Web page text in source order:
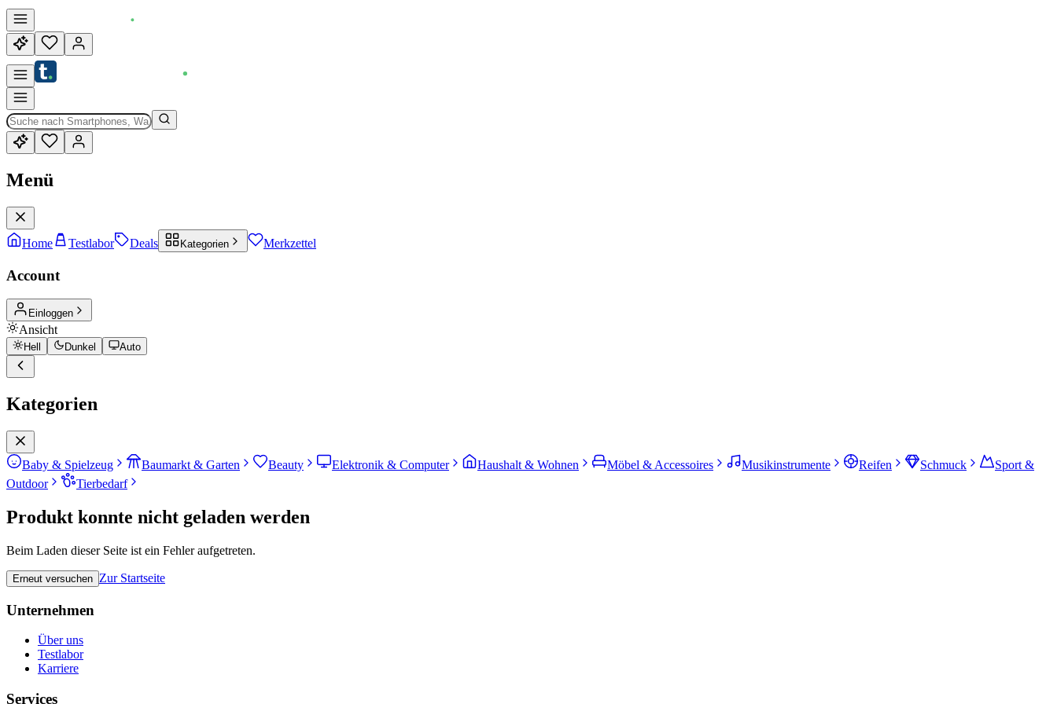
Menü
Home Testlabor Deals Kategorien Merkzettel
Account
Einloggen
Ansicht
Hell Dunkel Auto
Kategorien
Baby & Spielzeug Baumarkt & Garten Beauty Elektronik & Computer Haushalt & Wohnen Möbel & Accessoires Musikinstrumente Reifen Schmuck
Sport &
Outdoor
Tierbedarf
Produkt konnte nicht geladen werden
Beim Laden dieser Seite ist ein Fehler aufgetreten.
Erneut versuchen Zur Startseite
Unternehmen
Über uns
Testlabor
Karriere
Services